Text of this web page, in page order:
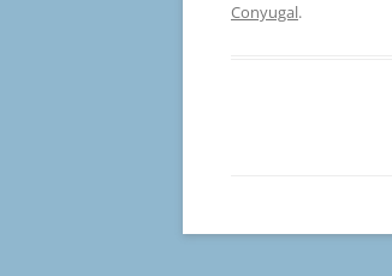
Conyugal.